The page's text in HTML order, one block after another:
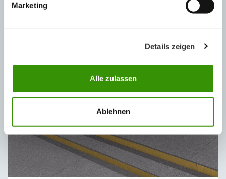
Marketing
Details zeigen
Alle zulassen
Ablehnen